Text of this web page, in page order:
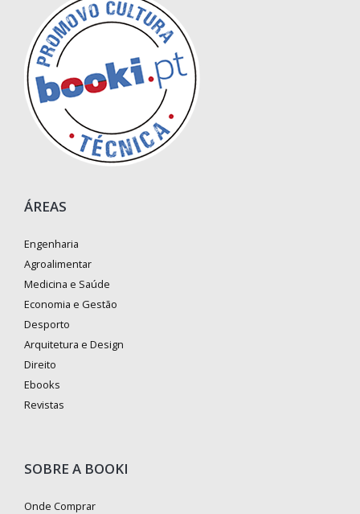
ÁREAS
Engenharia
Agroalimentar
Medicina e Saúde
Economia e Gestão
Desporto
Arquitetura e Design
Direito
Ebooks
Revistas
SOBRE A BOOKI
Onde Comprar